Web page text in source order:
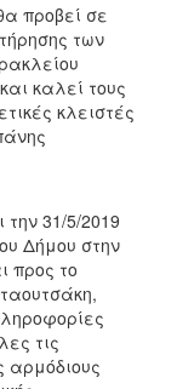
προβεί σε
των
καλεί τους
κλειστές
31/5/2019
Δήμου στην
προς το
τις
αρμόδιους